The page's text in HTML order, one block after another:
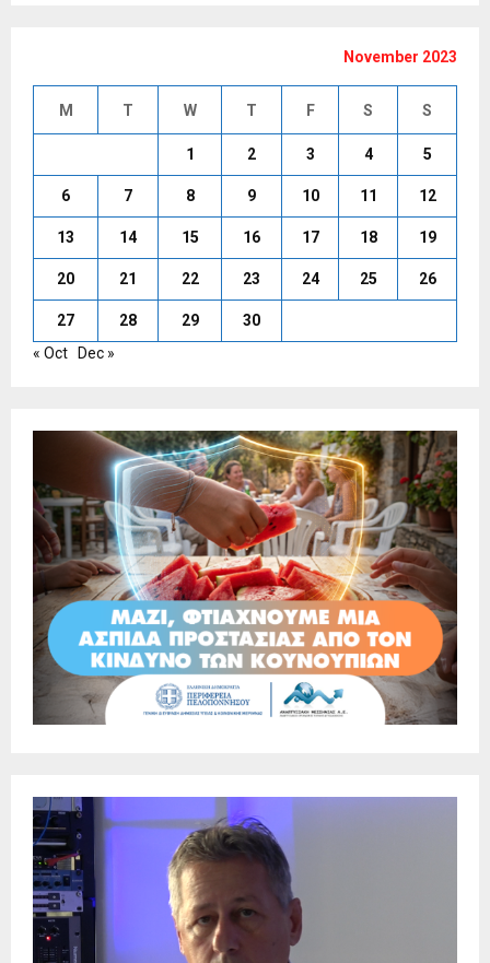
November 2023
M T W T F S S
1 2 3 4 5
6 7 8 9 10 11 12
13 14 15 16 17 18 19
20 21 22 23 24 25 26
27 28 29
30
« Oct
Dec »